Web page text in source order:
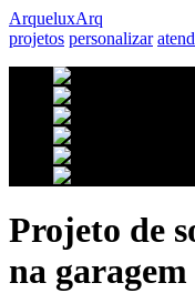
ArqueluxArq
projetos personalizar
Projeto de
na garagem